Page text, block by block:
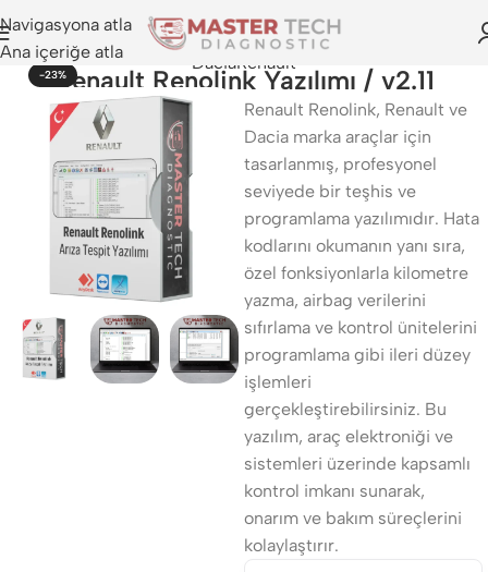
Navigasyona atla
Ana içeriğe atla
DaciaRenault
Renault Renolink Yazılımı / v2.11
-23%
Renault Renolink, Renault ve
Dacia marka araçlar için
tasarlanmış, profesyonel
seviyede bir teşhis ve
programlama yazılımıdır. Hata
kodlarını okumanın yanı sıra,
özel fonksiyonlarla kilometre
yazma, airbag verilerini
sıfırlama ve kontrol ünitelerini
programlama gibi ileri düzey
işlemleri
gerçekleştirebilirsiniz. Bu
yazılım, araç elektroniği ve
sistemleri üzerinde kapsamlı
kontrol imkanı sunarak,
onarım ve bakım süreçlerini
kolaylaştırır.